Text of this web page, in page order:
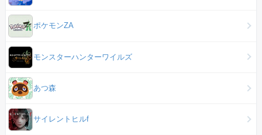
ポケモンZA
モンスターハンターワイルズ
あつ森
サイレントヒルf